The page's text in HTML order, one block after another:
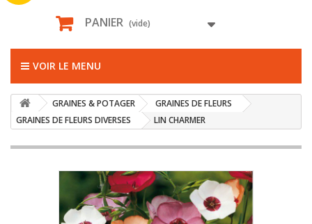
PANIER (vide)
VOIR LE MENU
GRAINES & POTAGER
GRAINES DE FLEURS
GRAINES DE FLEURS DIVERSES
LIN CHARMER